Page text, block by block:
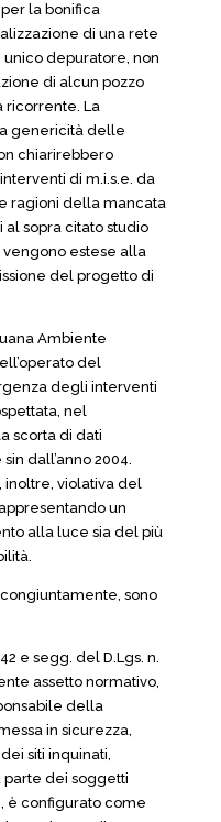
la bonifica
di una rete
depuratore, non
di alcun pozzo
ricorrente. La
genericità delle
chiarirebbero
di m.i.s.e. da
ragioni della mancata
sopra citato studio
estese alla
del progetto di
Ambiente
del
degli interventi
nel
scorta di dati
dall’anno 2004.
inoltre, violativa del
un
alla luce sia del più
sono
e segg. del D.Lgs. n.
assetto normativo,
della
in sicurezza,
siti inquinati,
dei soggetti
è configurato come